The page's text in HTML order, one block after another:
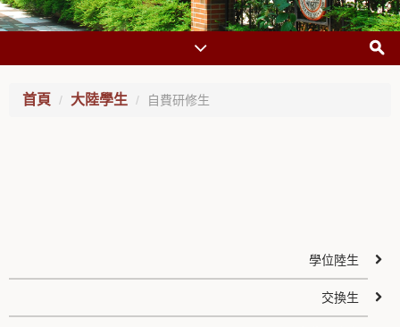
首頁 大陸學生 自費研修生
學位陸生
交換生